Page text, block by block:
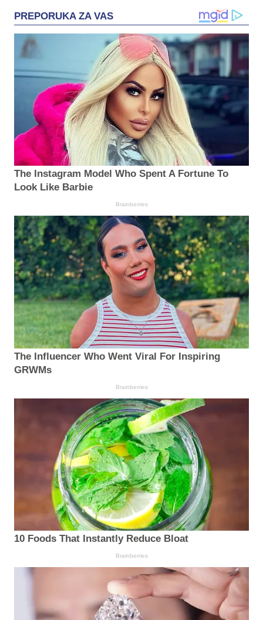
PREPORUKA ZA VAS
The Instagram Model Who Spent A Fortune To
Look Like Barbie
Brainberries
The Influencer Who Went Viral For Inspiring
GRWMs
Brainberries
10 Foods That Instantly Reduce Bloat
Brainberries